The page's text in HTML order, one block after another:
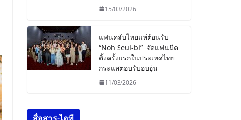
15/03/2026
แฟนคลับไทยแห่ต้อนรับ
“Noh Seul-bi” จัดแฟนมีต
ติ้งครั้งแรกในประเทศไทย
กระแสตอบรับอบอุ่น
11/03/2026